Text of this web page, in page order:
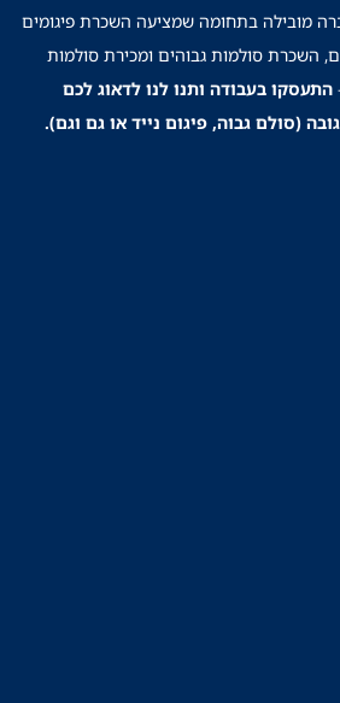
מובילה בתחומה שמציעה השכרת פיגומים
השכרת סולמות גבוהים ומכירת סולמות
התעסקו בעבודה ותנו לנו לדאוג לכם
(סולם גבוה, פיגום נייד או גם וגם).